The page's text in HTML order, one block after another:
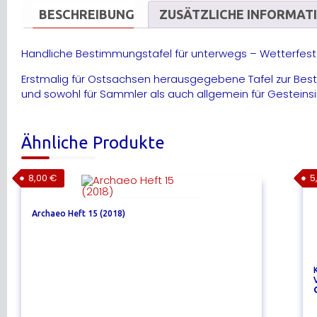
BESCHREIBUNG ZUSÄTZLICHE
Handliche Bestimmungstafel für unterwegs –
Erstmalig für Ostsachsen herausgegebene Tafel zur
und sowohl für Sammler als auch allgemein für
Ähnliche Produkte
Archaeo Heft 15 (2018)
8,00 €